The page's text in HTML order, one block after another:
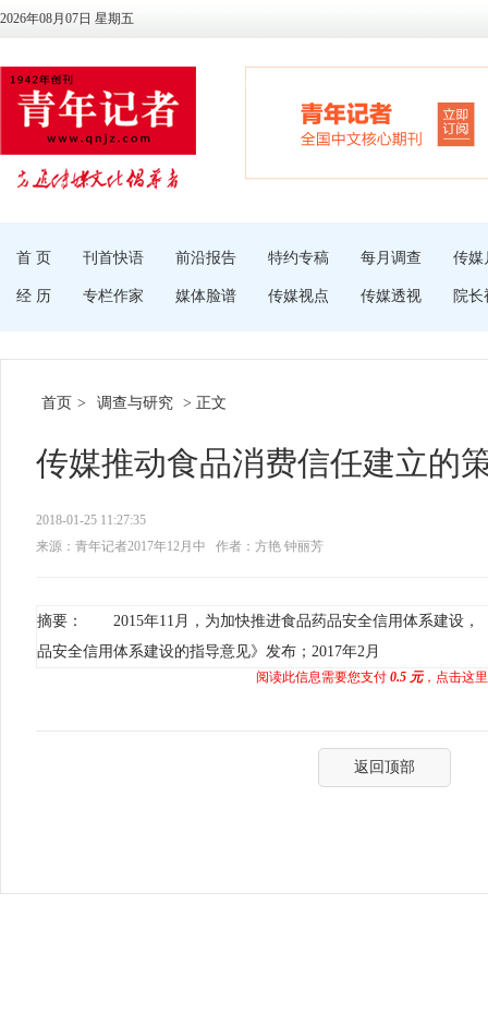
2026年08月07日 星期五
首 页 刊首快语 前沿报告 特约专稿 每月调查 传媒
经 历 专栏作家 媒体脸谱 传媒视点 传媒透视 院长
首页 > 调查与研究 > 正文
传媒推动食品消费信任建立的
2018-01-25 11:27:35
来源：青年记者2017年12月中
作者：方艳 钟丽芳
摘要： 2015年11月，为加快推进食品药品安全信用体系建设，
品安全信用体系建设的指导意见》发布；2017年2月
阅读此信息需要您支付 0.5 元，点击这
返回顶部